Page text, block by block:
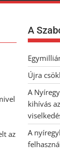
az
A
Újra
A
kihívás
A